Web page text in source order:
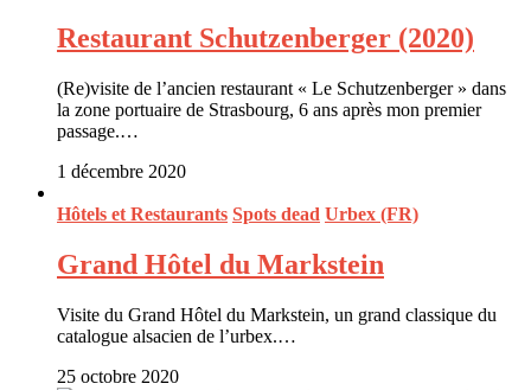
Restaurant Schutzenberger (2020)
(Re)visite de l’ancien restaurant « Le Schutzenberger » dans
la zone portuaire de Strasbourg, 6 ans après mon premier
passage.…
1 décembre 2020
Hôtels et Restaurants Spots dead Urbex (FR)
Grand Hôtel du Markstein
Visite du Grand Hôtel du Markstein, un grand classique du
catalogue alsacien de l’urbex.…
25 octobre 2020